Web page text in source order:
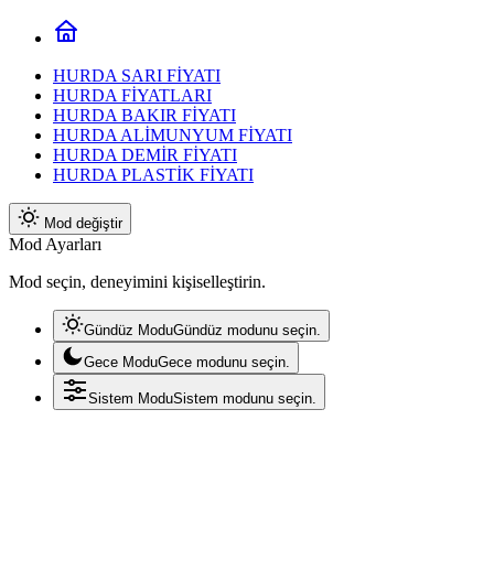
HURDA SARI FİYATI
HURDA FİYATLARI
HURDA BAKIR FİYATI
HURDA ALİMUNYUM FİYATI
HURDA DEMİR FİYATI
HURDA PLASTİK FİYATI
Mod değiştir
Mod Ayarları
Mod seçin, deneyimini kişiselleştirin.
Gündüz ModuGündüz modunu seçin.
Gece ModuGece modunu seçin.
Sistem ModuSistem modunu seçin.